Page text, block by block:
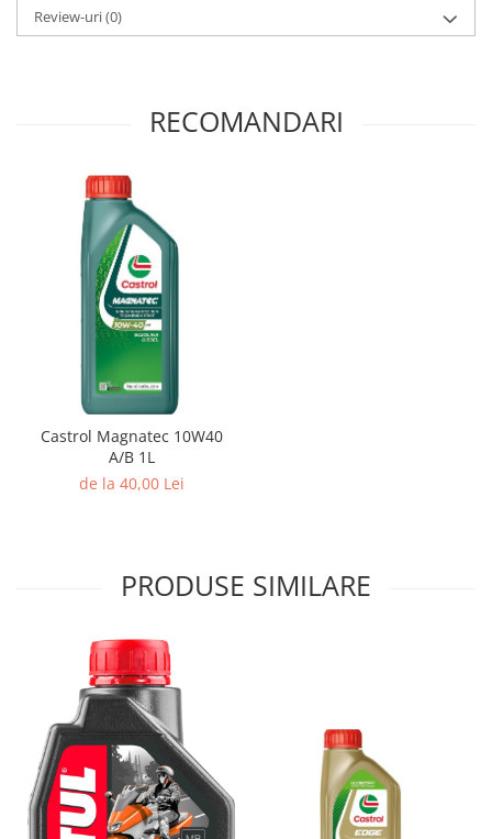
Review-uri(0)
RECOMANDARI
Castrol Magnatec 10W40
A/B 1L
de la 40,00 Lei
PRODUSE SIMILARE